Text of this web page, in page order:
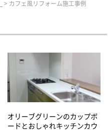
> カフェ風リフォーム施工事例
オリーブグリーンのカップボ
ードとおしゃれキッチンカウ